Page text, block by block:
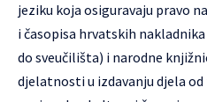
jeziku koja osiguravaju pravo
i časopisa hrvatskih
do sveučilišta) i narodne
djelatnosti u izdavanju djela